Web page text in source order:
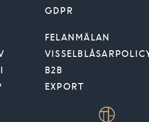
GDPR
FELANMÄLAN
B2B
EXPORT